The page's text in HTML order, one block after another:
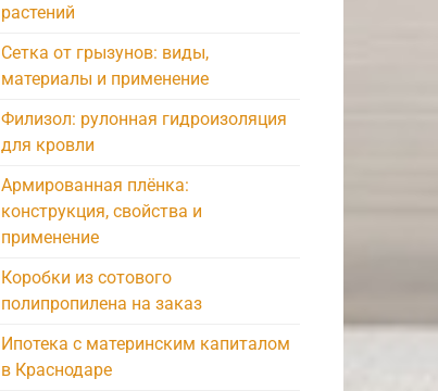
растений
Сетка от грызунов: виды,
материалы и применение
Филизол: рулонная гидроизоляция
для кровли
Армированная плёнка:
конструкция, свойства и
применение
Коробки из сотового
полипропилена на заказ
Ипотека с материнским капиталом
в Краснодаре